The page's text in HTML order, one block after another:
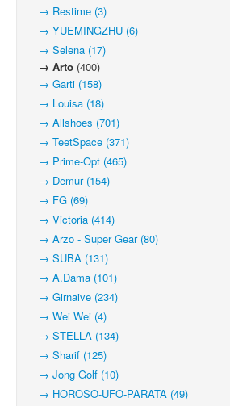
→ Restime (3)
→ YUEMINGZHU (6)
→ Selena (17)
→ Arto (400)
→ Garti (158)
→ Louisa (18)
→ Allshoes (701)
→ TeetSpace (371)
→ Prime-Opt (465)
→ Demur (154)
→ FG (69)
→ Victoria (414)
→ Arzo - Super Gear (80)
→ SUBA (131)
→ A.Dama (101)
→ Girnaive (234)
→ Wei Wei (4)
→ STELLA (134)
→ Sharif (125)
→ Jong Golf (10)
→ HOROSO-UFO-PARATA (49)